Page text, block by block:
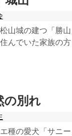
山城の建つ「勝
んでいた家族の
の別れ
種の愛犬「サニ